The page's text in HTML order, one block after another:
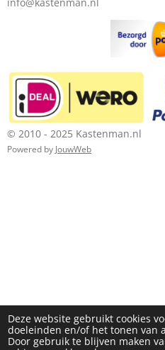
Deze website gebruikt cookies
doeleinden en/of het tonen van
Door gebruik te blijven maken
© 2010 - 2025 Kastenman.nl
Powered by JouwWeb